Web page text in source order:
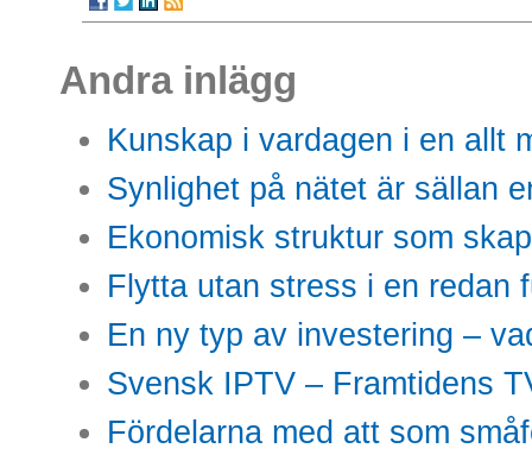
Andra inlägg
Kunskap i vardagen i en allt
Synlighet på nätet är sällan
Ekonomisk struktur som
Flytta utan stress i en redan
En ny typ av investering –
Svensk IPTV – Framtidens
Fördelarna med att som